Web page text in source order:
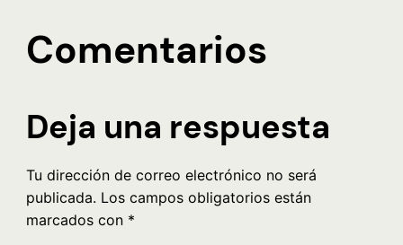
Comentarios
Deja una respuesta
Tu dirección de correo electrónico no será
publicada. Los campos obligatorios están
marcados con *